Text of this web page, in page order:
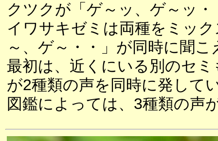
クツクが「ゲ～ッ、ゲ～ッ
イワサキゼミは両種をミッ
～、ゲ～・・」が同時に聞
最初は、近くにいる別のセ
が2種類の声を同時に発して
図鑑によっては、3種類の声